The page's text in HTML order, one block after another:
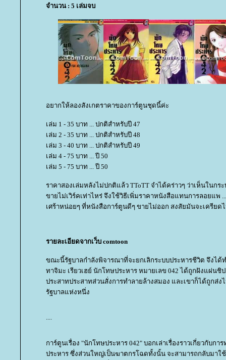
จำนวน : 5 เล่มจบ
อยากให้ลองสังเกตราคาของการ์ตูนชุดนี้ค่ะ
เล่ม 1 - 35 บาท ... ปกติสำหรับปี 47
เล่ม 2 - 35 บาท ... ปกติสำหรับปี 48
เล่ม 3 - 40 บาท ... ปกติสำหรับปี 49
เล่ม 4 - 75 บาท ... ปี 50
เล่ม 5 - 75 บาท ... ปี 50
ราคาสองเล่มหลังไม่ปกติแล้ว TToTT จำได้คร่าวๆ ว่าเห็นในกร
ขายไม่เวิร์คเท่าไหร่ จึงใช้วิธีเพิ่มราคาหนังสือแทนการลอยแพ
เศร้าหน่อยๆ ที่หนังสือการ์ตูนดีๆ ขายไม่ออก สงสัยมันจะเครียด
รายละเอียดจากเว็บ comtoon
ขณะนี้รัฐบาลกำลังพิจารณาที่จะยกเลิกระบบประหารชีวิต จึงไ
ทาจิมะ เรียวเฮย์ นักโทษประหาร หมายเลข 042 ได้ถูกฝังแผ่นชิ
ประสาทประสาทส่วนสั่งการทำลายล้างสมอง และเขาก็ได้ถูกส่ง
รัฐบาลแห่งหนึ่ง
....
การ์ตูนเรื่อง "นักโทษประหาร 042" บอกเล่าเรื่องราวเกี่ยวกับก
ประหาร ซึ่งส่วนใหญ่เป็นฆาตกรโฉดทั้งนั้น จะสามารถกลับมาใ